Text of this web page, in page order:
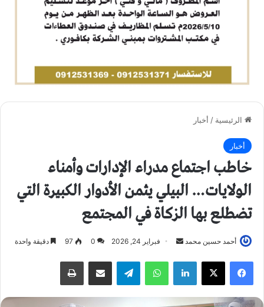
الرئيسية / أخبار
أخبار
خاطب اجتماع مدراء الإدارات وأمناء
الولايات… البيلي يثمن الأدوار الكبيرة التي
تضطلع بها الزكاة في المجتمع
أحمد حسين محمد
ل
ب
فبراير 24, 2026 0
97 دقيقة واحدة
فيسبوك لينكدإن واتساب